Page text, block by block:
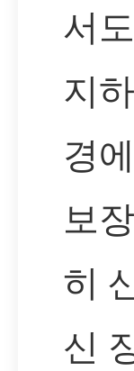
서
지
경
보
히
신